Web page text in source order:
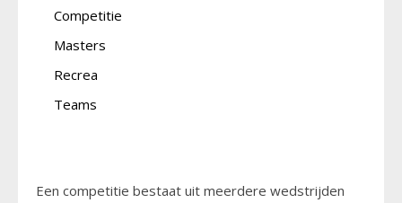
Competitie
Masters
Recrea
Teams
Een competitie bestaat uit meerdere wedstrijden